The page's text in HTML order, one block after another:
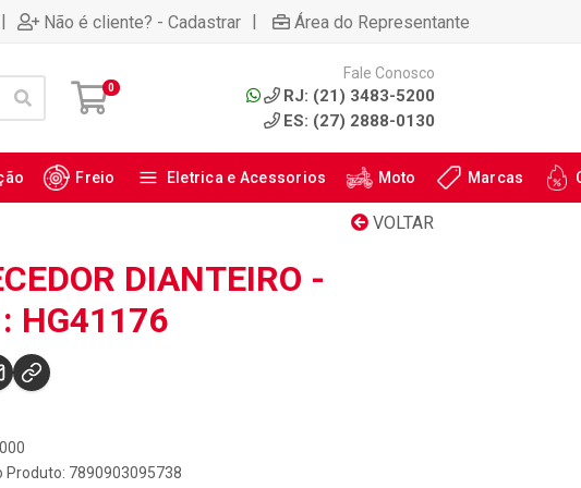
| Não é cliente? - Cadastrar | Área do Representante
0
Fale Conosco
RJ: (21) 3483-5200
ES: (27) 2888-0130
Freio Eletrica e Acessorios Moto Marcas
VOLTAR
DIANTEIRO -
HG41176
Produto: 7890903095738